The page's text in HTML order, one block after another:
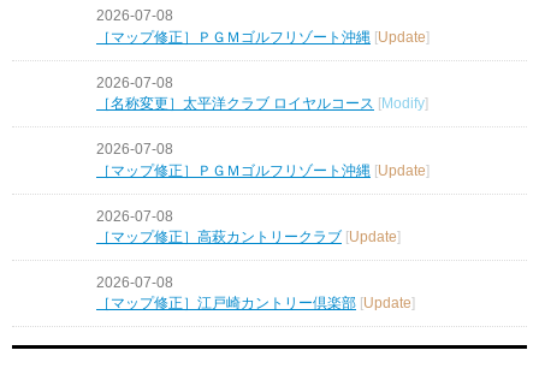
2026-07-08
［マップ修正］ＰＧＭゴルフリゾート沖縄 [Update]
2026-07-08
［名称変更］太平洋クラブ ロイヤルコース [Modify]
2026-07-08
［マップ修正］ＰＧＭゴルフリゾート沖縄 [Update]
2026-07-08
［マップ修正］高萩カントリークラブ [Update]
2026-07-08
［マップ修正］江戸崎カントリー倶楽部 Update